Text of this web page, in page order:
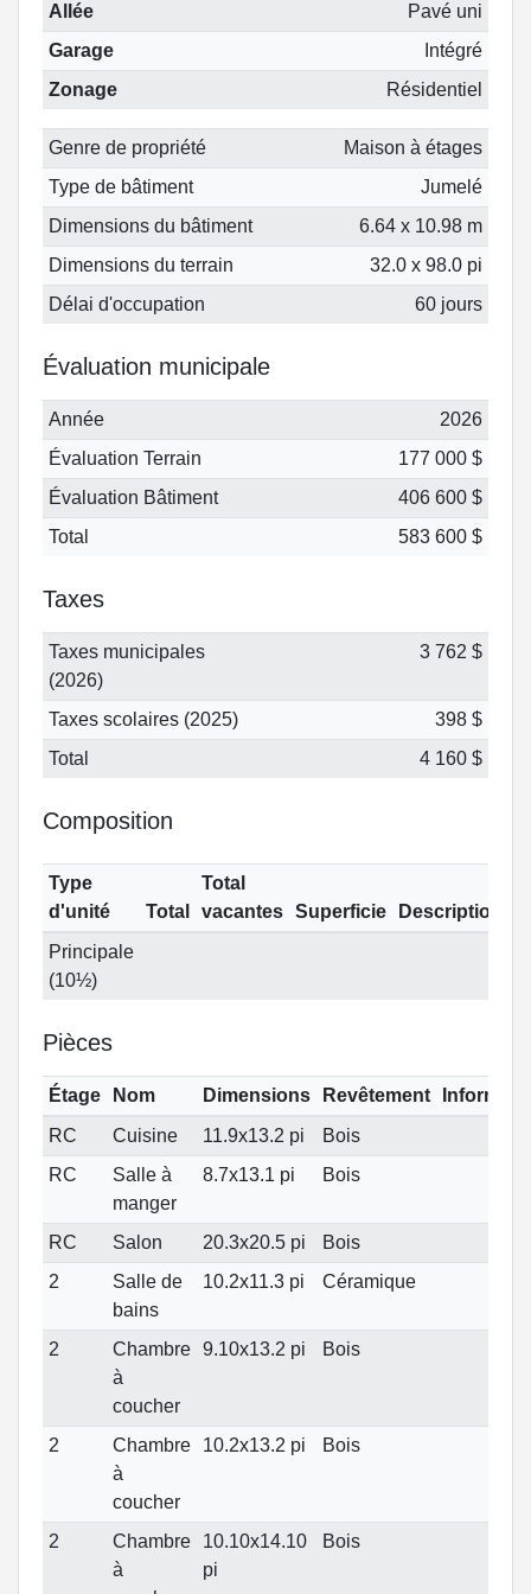
Allée
Pavé uni
Garage
Intégré
Zonage
Résidentiel
Genre de propriété
Maison à étages
Type de bâtiment
Jumelé
Dimensions du bâtiment
6.64 x 10.98 m
Dimensions du terrain
32.0 x 98.0 pi
Délai d'occupation
60 jours
Évaluation municipale
Année
2026
Évaluation Terrain
177 000 $
Évaluation Bâtiment
406 600 $
Total
583 600 $
Taxes
Taxes municipales
(2026)
3 762 $
Taxes scolaires (2025)
398 $
Total
4 160 $
Composition
Type
d'unité
Total
Total
vacantes
Superficie
Description
Principale
(10½)
Pièces
Étage Nom Dimensions Revêtement
RC
Cuisine 11.9x13.2 pi
Bois
RC
Salle à
manger
8.7x13.1 pi Bois
RC Salon 20.3x20.5 pi
Bois
2
Salle de
bains
10.2x11.3 pi Céramique
2
Chambre
à
coucher
9.10x13.2 pi Bois
2
Chambre
à
coucher
10.2x13.2 pi Bois
2
Chambre
à
10.10x14.10
pi
Bois